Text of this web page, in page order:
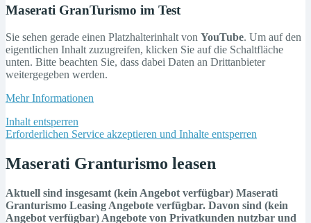
Maserati GranTurismo im Test
Sie sehen gerade einen Platzhalterinhalt von YouTube. Um auf den
eigentlichen Inhalt zuzugreifen, klicken Sie auf die Schaltfläche
unten. Bitte beachten Sie, dass dabei Daten an Drittanbieter
weitergegeben werden.
Mehr Informationen
Inhalt entsperren
Erforderlichen Service akzeptieren und Inhalte entsperren
Maserati Granturismo leasen
Aktuell sind insgesamt (kein Angebot verfügbar) Maserati
Granturismo Leasing Angebote verfügbar. Davon sind (kein
Angebot verfügbar) Angebote von Privatkunden nutzbar und